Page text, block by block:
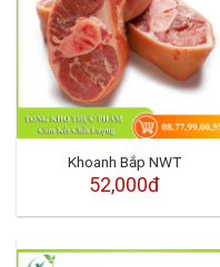
Khoanh Bắp NWT
52,000đ